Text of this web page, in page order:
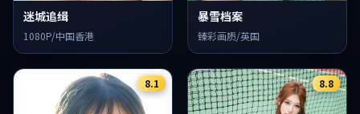
迷城追缉
1080P/中国香港
暴雪档案
臻彩画质/英国
8.1 8.8